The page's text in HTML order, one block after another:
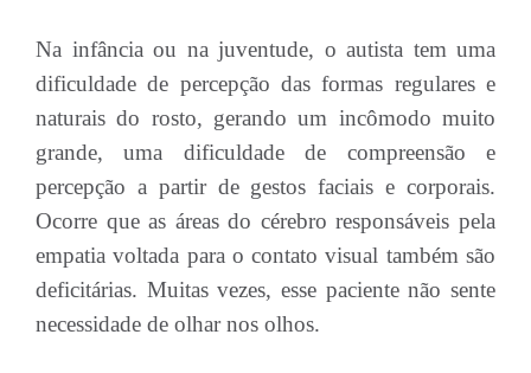
Na infância ou na juventude, o autista tem uma
dificuldade de percepção das formas regulares e
naturais do rosto, gerando um incômodo muito
grande, uma dificuldade de compreensão e
percepção a partir de gestos faciais e corporais.
Ocorre que as áreas do cérebro responsáveis pela
empatia voltada para o contato visual também são
deficitárias. Muitas vezes, esse paciente não sente
necessidade de olhar nos olhos.